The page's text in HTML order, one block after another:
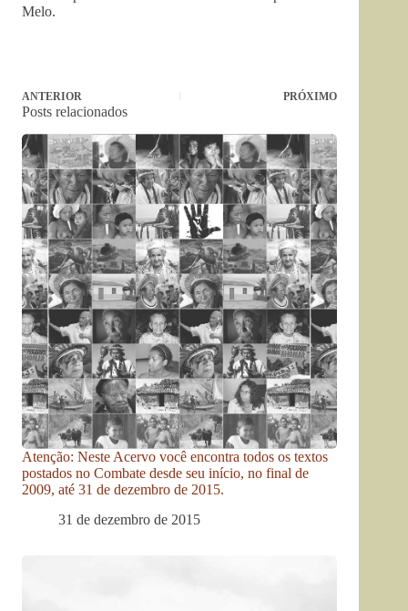
Melo.
ANTERIOR PRÓXIMO
Posts relacionados
Atenção: Neste Acervo você encontra todos os textos
postados no Combate desde seu início, no final de
2009, até 31 de dezembro de 2015.
31 de dezembro de 2015